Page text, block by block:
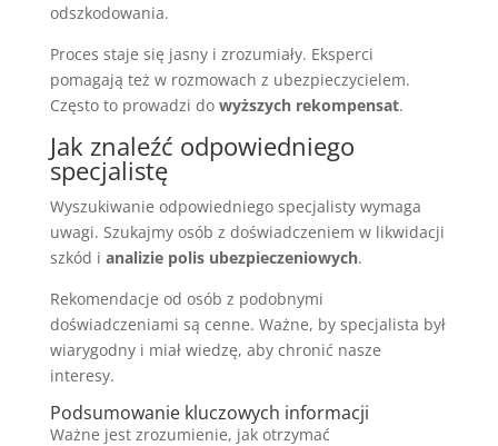
odszkodowania.
Proces staje się jasny i zrozumiały. Eksperci
pomagają też w rozmowach z ubezpieczycielem.
Często to prowadzi do wyższych rekompensat.
Jak znaleźć odpowiedniego
specjalistę
Wyszukiwanie odpowiedniego specjalisty wymaga
uwagi. Szukajmy osób z doświadczeniem w likwidacji
szkód i analizie polis ubezpieczeniowych.
Rekomendacje od osób z podobnymi
doświadczeniami są cenne. Ważne, by specjalista był
wiarygodny i miał wiedzę, aby chronić nasze
interesy.
Podsumowanie kluczowych informacji
Ważne jest zrozumienie, jak otrzymać